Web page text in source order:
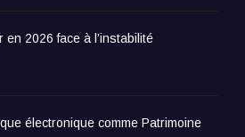
2026 face à l’instabilité
électronique comme Patrimoine